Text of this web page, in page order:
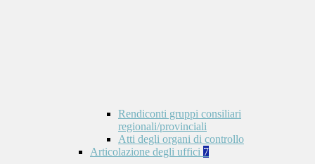
Rendiconti gruppi consiliari
regionali/provinciali
Atti degli organi di controllo
Articolazione degli uffici 7